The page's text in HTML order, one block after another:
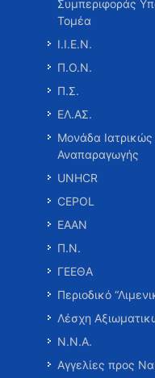
Συμπεριφοράς
Τομέα
Ι.Ι.Ε.Ν.
Π.Ο.Ν.
Π.Σ.
ΕΛ.ΑΣ.
Μονάδα
Αναπαραγωγής
UNHCR
CEPOL
ΕΑΑΝ
Π.Ν.
ΓΕΕΘΑ
Περιοδικό
Λέσχη
Ν.Ν.Α.
Αγγελίες προς